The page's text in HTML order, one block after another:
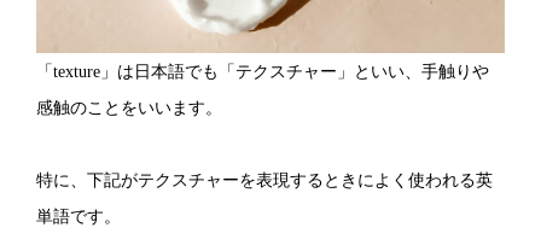
「texture」は日本語でも「テクスチャー」といい、手触りや
感触のことをいいます。
特に、下記がテクスチャーを表現するときによく使われる英
単語です。